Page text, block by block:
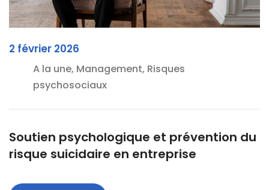
2 février 2026
A la une, Management, Risques
psychosociaux
Soutien psychologique et prévention du
risque suicidaire en entreprise